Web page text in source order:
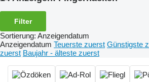
Filter
Sortierung: Anzeigendatum
Anzeigendatum Teuerste zuerst Günstigste
zuerst Baujahr - älteste zuerst